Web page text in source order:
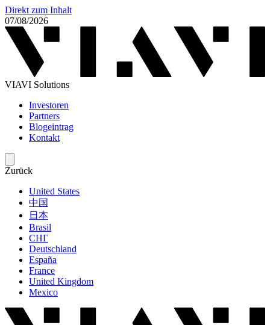
Direkt zum Inhalt
07/08/2026
VIAVI Solutions
Investoren
Partners
Blogeintrag
Kontakt
Zurück
United States
中国
日本
Brasil
СНГ
Deutschland
España
France
United Kingdom
Mexico